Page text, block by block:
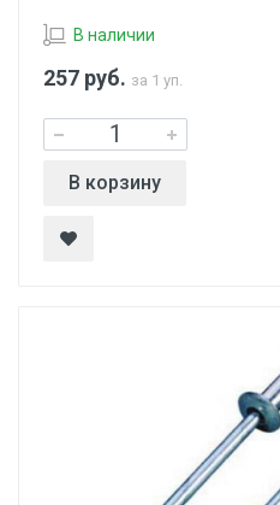
В наличии
257 руб. за 1 уп.
В корзину